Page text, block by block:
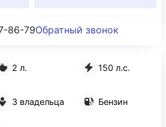
2 л. 150 л.с.
3 владельца Бензин
86-79Обратный звонок